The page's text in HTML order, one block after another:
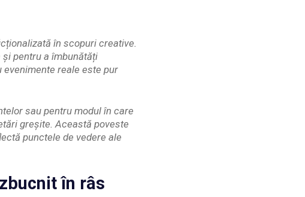
în scopuri creative.
pentru a îmbunătăți
evenimente reale este pur
sau pentru modul în care
greșite. Această poveste
punctele de vedere ale
în râs